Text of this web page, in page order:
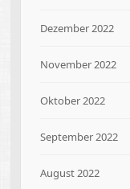
Dezember 2022
November 2022
Oktober 2022
September 2022
August 2022